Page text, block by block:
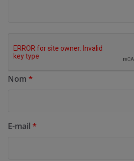
Nom *
E-mail *